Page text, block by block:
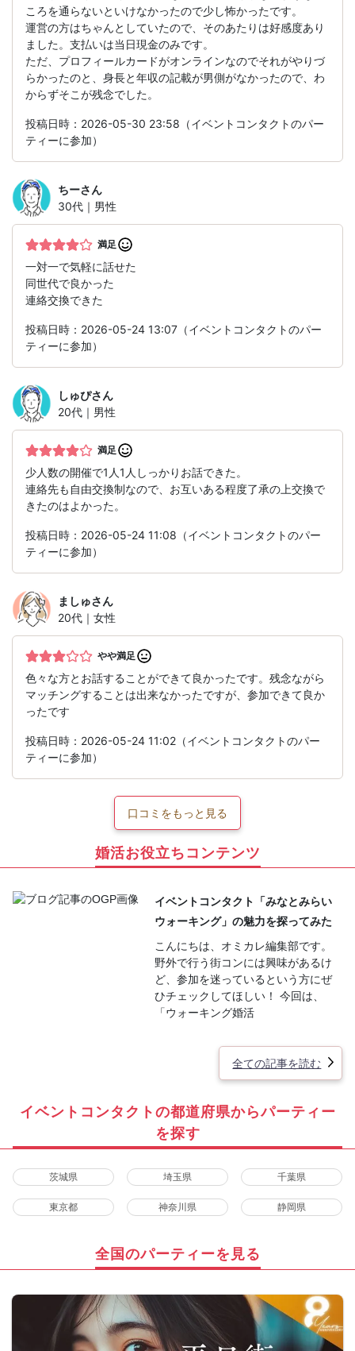
ころを通らないといけなかったので少し怖かったです。
運営の方はちゃんとしていたので、そのあたりは好感度あり
ました。支払いは当日現金のみです。
ただ、プロフィールカードがオンラインなのでそれがやりづ
らかったのと、身長と年収の記載が男側がなかったので、わ
からずそこが残念でした。
投稿日時：2026-05-30 23:58（イベントコンタクトのパー
ティーに参加）
ちーさん
30代｜男性
満足
一対一で気軽に話せた
同世代で良かった
連絡交換できた
投稿日時：2026-05-24 13:07（イベントコンタクトのパー
ティーに参加）
しゅぴさん
20代｜男性
満足
少人数の開催で1人1人しっかりお話できた。
連絡先も自由交換制なので、お互いある程度了承の上交換で
きたのはよかった。
投稿日時：2026-05-24 11:08（イベントコンタクトのパー
ティーに参加）
ましゅさん
20代｜女性
やや満足
色々な方とお話することができて良かったです。残念ながら
マッチングすることは出来なかったですが、参加できて良か
ったです
投稿日時：2026-05-24 11:02（イベントコンタクトのパー
ティーに参加）
口コミをもっと見る
婚活お役立ちコンテンツ
イベントコンタクト「みなとみらい
ウォーキング」の魅力を探ってみた
こんにちは、オミカレ編集部です。
野外で行う街コンには興味があるけ
ど、参加を迷っているという方にぜ
ひチェックしてほしい！ 今回は、
「ウォーキング婚活
全ての記事を読む
イベントコンタクトの都道府県からパーティー
を探す
茨城県 埼玉県 千葉県
東京都 神奈川県 静岡県
全国のパーティーを見る